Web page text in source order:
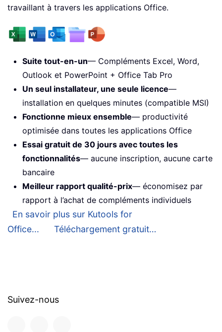
travaillant à travers les applications Office.
Suite tout-en-un— Compléments Excel, Word,
Outlook et PowerPoint + Office Tab Pro
Un seul installateur, une seule licence—
installation en quelques minutes (compatible MSI)
Fonctionne mieux ensemble— productivité
optimisée dans toutes les applications Office
Essai gratuit de 30 jours avec toutes les
fonctionnalités— aucune inscription, aucune carte
bancaire
Meilleur rapport qualité-prix— économisez par
rapport à l’achat de compléments individuels
En savoir plus sur Kutools for
Office...
Téléchargement gratuit…
Suivez-nous